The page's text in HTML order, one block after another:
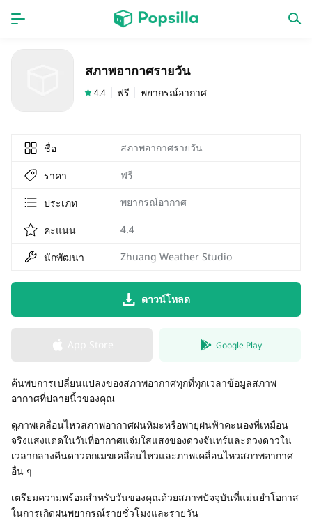
ออกใหม่
สภาพอากาศรายวัน
4.4 ฟรี พยากรณ์อากาศ
ชื่อ สภาพอากาศรายวัน
ราคา ฟรี
ประเภท พยากรณ์อากาศ
คะแนน 4.4
นักพัฒนา Zhuang Weather Studio
ดาวน์โหลด
Google Play
ค้นพบการเปลี่ยนแปลงของสภาพอากาศทุกที่ทุกเวลาข้อมูลสภาพ
อากาศที่ปลายนิ้วของคุณ
ดูภาพเคลื่อนไหวสภาพอากาศฝนหิมะหรือพายุฝนฟ้าคะนองที่เหมือน
จริงแสงแดดในวันที่อากาศแจ่มใสแสงของดวงจันทร์และดวงดาวใน
เวลากลางคืนดาวตกเมฆเคลื่อนไหวและภาพเคลื่อนไหวสภาพอากาศ
อื่น ๆ
เตรียมความพร้อมสำหรับวันของคุณด้วยสภาพปัจจุบันที่แม่นยำโอกาส
ในการเกิดฝนพยากรณ์รายชั่วโมงและรายวัน